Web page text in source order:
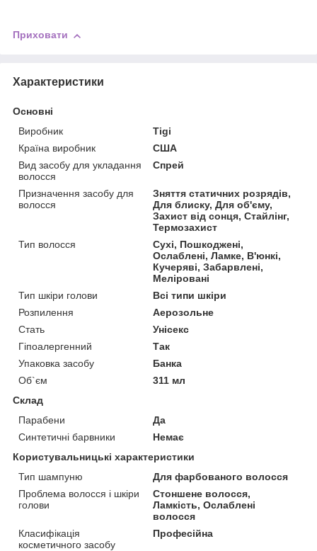
Приховати
Характеристики
Основні
Виробник
Tigi
Країна виробник
США
Вид засобу для укладання
волосся
Спрей
Призначення засобу для
волосся
Зняття статичних розрядів,
Для блиску, Для об'єму,
Захист від сонця, Стайлінг,
Термозахист
Тип волосся
Сухі, Пошкоджені,
Ослаблені, Ламке, В'юнкі,
Кучеряві, Забарвлені,
Меліровані
Тип шкіри голови
Всі типи шкіри
Розпилення
Аерозольне
Стать
Унісекс
Гіпоалергенний
Так
Упаковка засобу
Банка
Об`єм
311 мл
Склад
Парабени
Да
Синтетичні барвники
Немає
Користувальницькі характеристики
Тип шампуню
Для фарбованого волосся
Проблема волосся і шкіри
голови
Стоншене волосся,
Ламкість, Ослаблені
волосся
Класифікація
косметичного засобу
Професійна